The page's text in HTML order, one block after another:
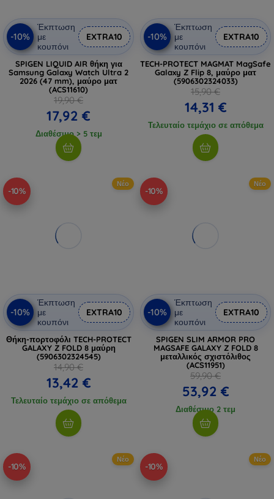
-10%
Έκπτωση
με
κουπόνι
EXTRA10
SPIGEN LIQUID AIR θήκη για
Samsung Galaxy Watch Ultra 2
2026 (47 mm), μαύρο ματ
(ACS11610)
19,90 €
17,92 €
Διαθέσιμο > 5 τεμ
-10%
Έκπτωση
με
κουπόνι
EXTRA10
TECH-PROTECT MAGMAT MagSafe
Galaxy Z Flip 8, μαύρο ματ
(5906302324033)
15,90 €
14,31 €
Τελευταίο τεμάχιο σε απόθεμα
-10%
Νέο
-10%
Έκπτωση
με
κουπόνι
EXTRA10
Θήκη-πορτοφόλι TECH-PROTECT
GALAXY Z FOLD 8 μαύρη
(5906302324545)
14,90 €
13,42 €
Τελευταίο τεμάχιο σε απόθεμα
-10%
Νέο
-10%
Έκπτωση
με
κουπόνι
EXTRA10
SPIGEN SLIM ARMOR PRO
MAGSAFE GALAXY Z FOLD 8
μεταλλικός σχιστόλιθος
(ACS11951)
59,90 €
53,92 €
Διαθέσιμο 2 τεμ
-10%
Νέο
-10%
Νέο